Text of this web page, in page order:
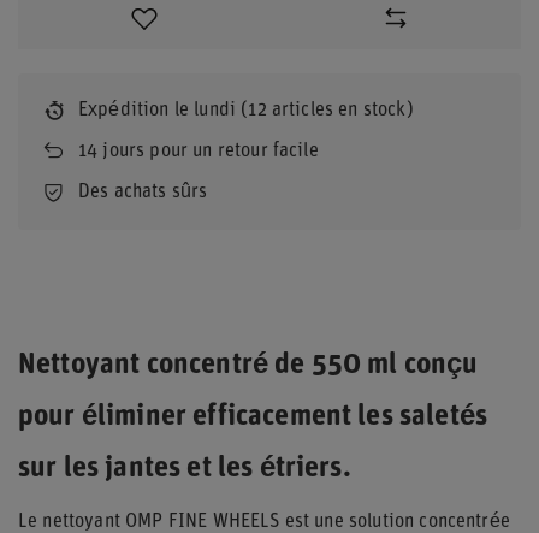
Expédition le lundi (12 articles en stock)
14 jours pour un retour facile
Des achats sûrs
Nettoyant concentré de 550 ml conçu
pour éliminer efficacement les saletés
sur les jantes et les étriers.
Le nettoyant OMP FINE WHEELS est une solution concentrée